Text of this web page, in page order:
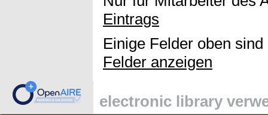
Eintrags
Einige Felder oben
Felder anzeigen
electronic library